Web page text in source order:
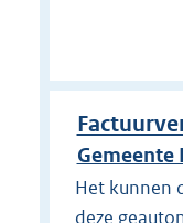
Gemeente
Het kunnen
deze